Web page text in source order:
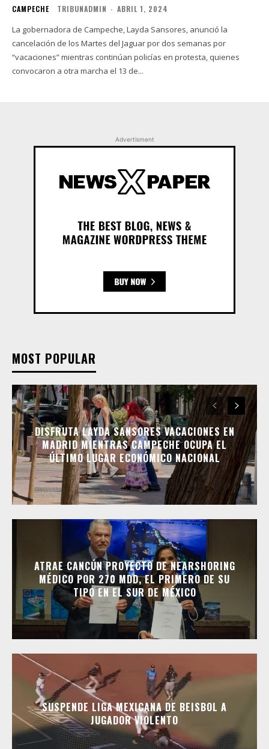
CAMPECHE TRIBUNADMIN - ABRIL 1, 2024
La gobernadora de Campeche, Layda Sansores, anunció la
cancelación de los Martes del Jaguar por dos semanas por
“vacaciones” mientras continúan policías en protesta, quienes
convocaron a otra marcha el 13 de...
Advertisment
MOST POPULAR
DISFRUTA LAYDA SANSORES VACACIONES EN
MADRID MIENTRAS CAMPECHE OCUPA EL
ÚLTIMO LUGAR ECONÓMICO NACIONAL
ATRAE CANCÚN PROYECTO DE NEARSHORING
MÉDICO POR 270 MDD, EL PRIMERO DE SU
TIPO EN EL SUR DE MÉXICO
SUSPENDE LIGA MEXICANA DE BEISBOL A
JUGADOR VIOLENTO